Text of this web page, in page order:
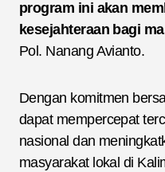
program ini akan
kesejahteraan bagi
Pol. Nanang Avianto.
Dengan komitmen
dapat mempercepat
nasional dan
masyarakat lokal di